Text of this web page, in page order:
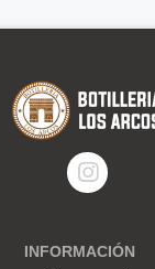
INFORMACIÓN